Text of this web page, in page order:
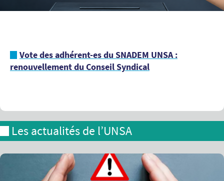
Vote des adhérent-es du SNADEM UNSA :
renouvellement du Conseil Syndical
Les actualités de l’UNSA